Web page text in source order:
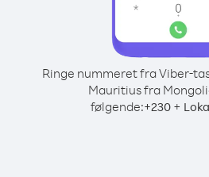
Ringe nummeret fra Viber-
Mauritius fra
følgende:+230 +